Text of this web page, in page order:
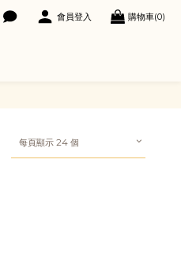
會員登入 購物車(0)
每頁顯示 24 個